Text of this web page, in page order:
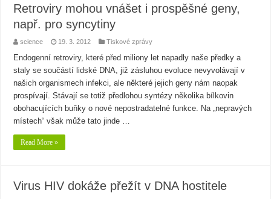
Retroviry mohou vnášet i prospěšné geny,
např. pro syncytiny
science 19. 3. 2012 Tiskové zprávy
Endogenní retroviry, které před miliony let napadly naše předky a
staly se součástí lidské DNA, již zásluhou evoluce nevyvolávají v
našich organismech infekci, ale některé jejich geny nám naopak
prospívají. Stávají se totiž předlohou syntézy několika bílkovin
obohacujících buňky o nové nepostradatelné funkce. Na „nepravých
místech“ však může tato jinde …
Read More »
Virus HIV dokáže přežít v DNA hostitele